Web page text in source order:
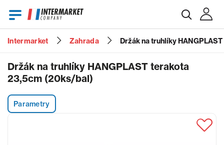
Heslo
Intermarket Zahrada Držák na truhlíky
Držák na truhlíky HANGPLAST terakota
23,5cm (20ks/bal)
Parametry